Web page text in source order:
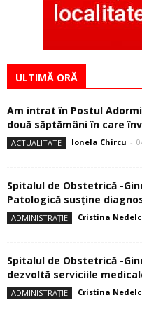
ULTIMĂ ORĂ
Am intrat în Postul
două săptămâni în care
ACTUALITATE Ionela Chircu -
Spitalul de Obstetrică -
Patologică susţine
ADMINISTRAȚIE Cristina
Spitalul de Obstetrică -
dezvoltă serviciile
ADMINISTRAȚIE Cristina